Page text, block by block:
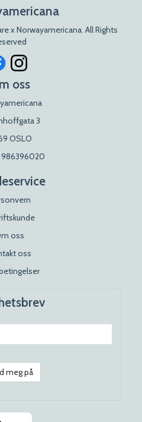
x Norwayamericana. All Rights
oss
3
OSLO
986396020
oss
oss
meg på